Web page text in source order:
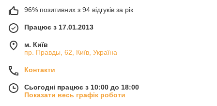
96% позитивних з 94 відгуків за рік
Працює з 17.01.2013
м. Київ
пр. Правды, 62, Київ, Україна
Контакти
Сьогодні працює з 10:00 до 18:00
Показати весь графік роботи